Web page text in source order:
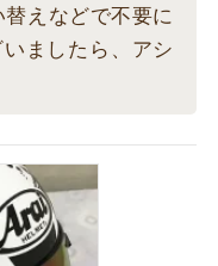
えなどで不要に
ましたら、アシ